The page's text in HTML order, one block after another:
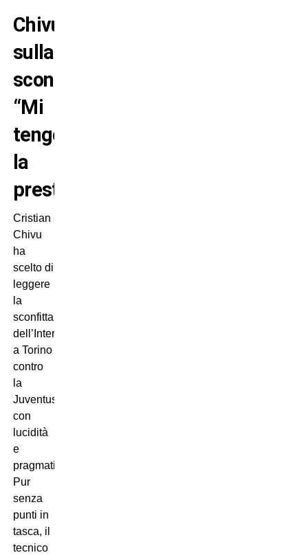
Chivu
sulla
sconfitta:
“Mi
tengo
la
prestazione”
Cristian
Chivu
ha
scelto di
leggere
la
sconfitta
dell’Inter
a Torino
contro
la
Juventus
con
lucidità
e
pragmatismo.
Pur
senza
punti in
tasca, il
tecnico